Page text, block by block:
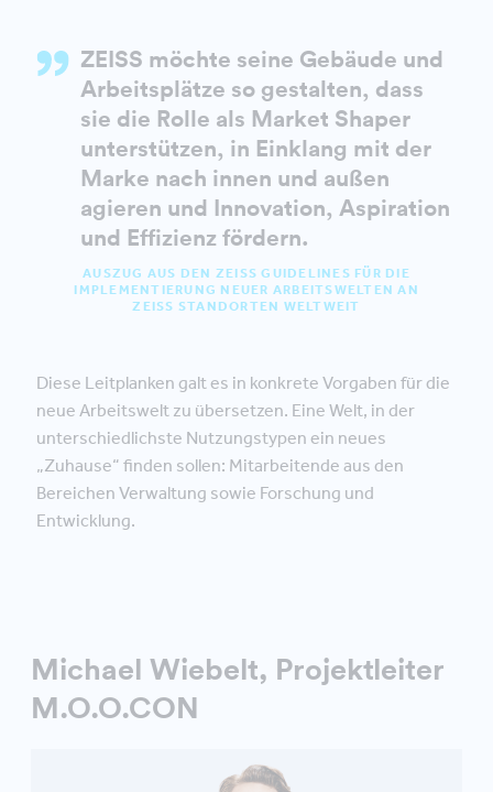
ZEISS möchte seine Gebäude und
Arbeitsplätze so gestalten, dass
sie die Rolle als Market Shaper
unterstützen, in Einklang mit der
Marke nach innen und außen
agieren und Innovation, Aspiration
und Effizienz fördern.
AUSZUG AUS DEN ZEISS GUIDELINES FÜR DIE
IMPLEMENTIERUNG NEUER ARBEITSWELTEN AN
ZEISS STANDORTEN WELTWEIT
Diese Leitplanken galt es in konkrete Vorgaben für die
neue Arbeitswelt zu übersetzen. Eine Welt, in der
unterschiedlichste Nutzungstypen ein neues
„Zuhause“ finden sollen: Mitarbeitende aus den
Bereichen Verwaltung sowie Forschung und
Entwicklung.
Michael Wiebelt, Projektleiter
M.O.O.CON